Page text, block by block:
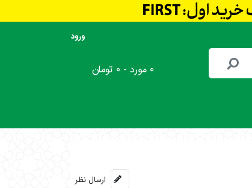
ورود
۰ مورد - ۰ تومان
ارسال نظر